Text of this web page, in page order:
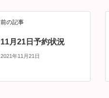
前の記事
11月21日予約状況
2021年11月21日